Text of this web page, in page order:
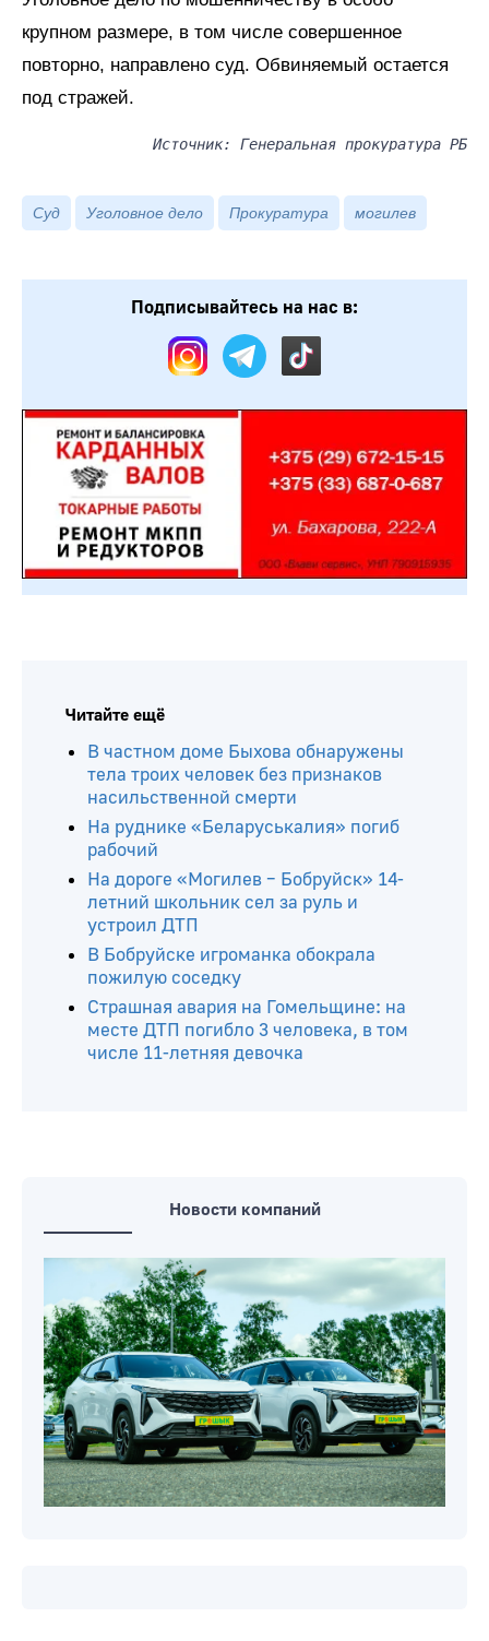
крупном размере, в том числе совершенное
повторно, направлено суд. Обвиняемый остается
под стражей.
Источник: Генеральная прокуратура РБ
Суд Уголовное дело Прокуратура могилев
Подписывайтесь на нас в:
Читайте ещё
В частном доме Быхова обнаружены
тела троих человек без признаков
насильственной смерти
На руднике «Беларуськалия» погиб
рабочий
На дороге «Могилев – Бобруйск» 14-
летний школьник сел за руль и
устроил ДТП
В Бобруйске игроманка обокрала
пожилую соседку
Страшная авария на Гомельщине: на
месте ДТП погибло 3 человека, в том
числе 11-летняя девочка
Новости компаний